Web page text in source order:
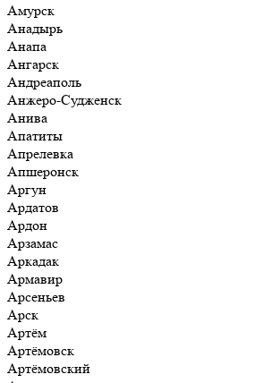
Амурск
Анадырь
Анапа
Ангарск
Андреаполь
Анжеро-Судженск
Анива
Апатиты
Апрелевка
Апшеронск
Аргун
Ардатов
Ардон
Арзамас
Аркадак
Армавир
Арсеньев
Арск
Артём
Артёмовск
Артёмовский